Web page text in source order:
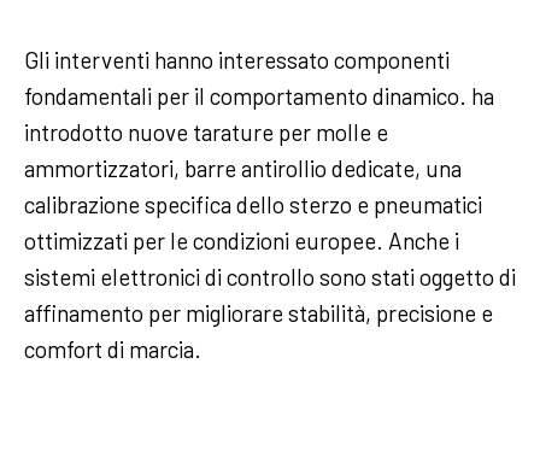
Gli interventi hanno interessato componenti
fondamentali per il comportamento dinamico. ha
introdotto nuove tarature per molle e
ammortizzatori, barre antirollio dedicate, una
calibrazione specifica dello sterzo e pneumatici
ottimizzati per le condizioni europee. Anche i
sistemi elettronici di controllo sono stati oggetto di
affinamento per migliorare stabilità, precisione e
comfort di marcia.